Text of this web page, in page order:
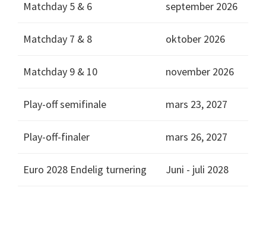
Matchday 5 & 6 september 2026
Matchday 7 & 8 oktober 2026
Matchday 9 & 10 november 2026
Play-off semifinale mars 23, 2027
Play-off-finaler mars 26, 2027
Euro 2028 Endelig turnering Juni - juli 2028